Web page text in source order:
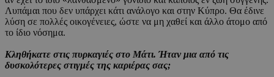
Λυπάμαι που δεν υπάρχει κάτι ανάλογο και στην Κύπρο. Θα έδινε
λύση σε πολλές οικογένειες, ώστε να μη χαθεί και άλλο άτομο από
το ίδιο νόσημα.
Κληθήκατε στις πυρκαγιές στο Μάτι. Ήταν μια από τις
δυσκολότερες στιγμές της καριέρας σας;